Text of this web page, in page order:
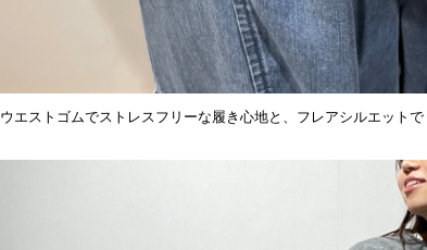
ウエストゴムでストレスフリーな履き心地と、フレアシルエットで